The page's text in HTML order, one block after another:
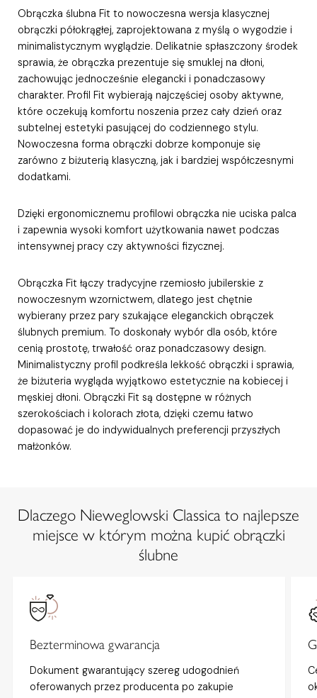
Obrączka ślubna Fit to nowoczesna wersja klasycznej
obrączki półokrągłej, zaprojektowana z myślą o wygodzie i
minimalistycznym wyglądzie. Delikatnie spłaszczony środek
sprawia, że obrączka prezentuje się smuklej na dłoni,
zachowując jednocześnie elegancki i ponadczasowy
charakter. Profil Fit wybierają najczęściej osoby aktywne,
które oczekują komfortu noszenia przez cały dzień oraz
subtelnej estetyki pasującej do codziennego stylu.
Nowoczesna forma obrączki dobrze komponuje się
zarówno z biżuterią klasyczną, jak i bardziej współczesnymi
dodatkami.
Dzięki ergonomicznemu profilowi obrączka nie uciska palca
i zapewnia wysoki komfort użytkowania nawet podczas
intensywnej pracy czy aktywności fizycznej.
Obrączka Fit łączy tradycyjne rzemiosło jubilerskie z
nowoczesnym wzornictwem, dlatego jest chętnie
wybierany przez pary szukające eleganckich obrączek
ślubnych premium. To doskonały wybór dla osób, które
cenią prostotę, trwałość oraz ponadczasowy design.
Minimalistyczny profil podkreśla lekkość obrączki i sprawia,
że biżuteria wygląda wyjątkowo estetycznie na kobiecej i
męskiej dłoni. Obrączki Fit są dostępne w różnych
szerokościach i kolorach złota, dzięki czemu łatwo
dopasować je do indywidualnych preferencji przyszłych
małżonków.
Dlaczego Nieweglowski Classica to najlepsze
miejsce w którym można kupić obrączki
ślubne
Bezterminowa gwarancja
Dokument gwarantujący szereg udogodnień
oferowanych przez producenta po zakupie